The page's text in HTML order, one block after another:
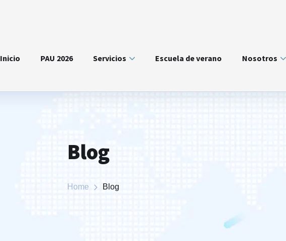
Inicio PAU 2026 Servicios Escuela de verano Nosotros
Blog
Home Blog